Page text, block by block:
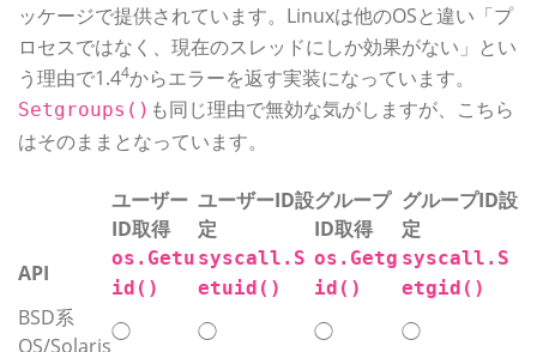
ッケージで提供されています。Linuxは他のOSと違い「プ
ロセスではなく、現在のスレッドにしか効果がない」とい
う理由で1.44からエラーを返す実装になっています。
Setgroups() も同じ理由で無効な気がしますが、こちら
はそのままとなっています。
ユーザー
ID取得
ユーザーID設
定
グループ
ID取得
グループID設
定
API
os.Getu
id()
syscall.S
etuid()
os.Getg
id()
syscall.S
etgid()
BSD系
OS/Solaris
◯ ◯ ◯
◯